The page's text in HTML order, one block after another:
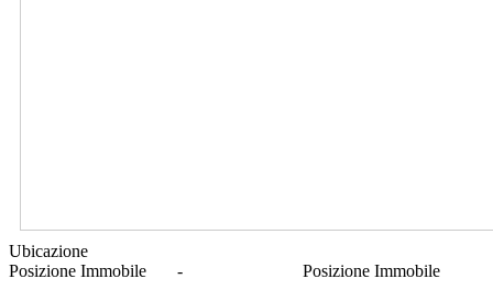
Ubicazione
Posizione Immobile
-
Posizione Immobile